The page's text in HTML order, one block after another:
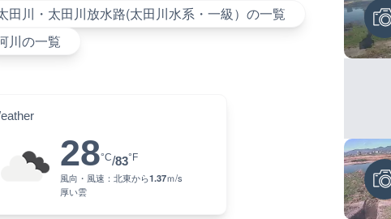
田川・太田川放水路(太田川水系・一級）の一覧
川の一覧
28°C/83°F
風向・風速： 北東から1.37ｍ/s
厚い雲